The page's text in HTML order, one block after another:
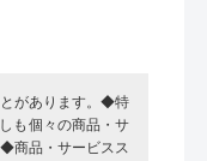
があります。◆特
も個々の商品・サ
商品・サービスス